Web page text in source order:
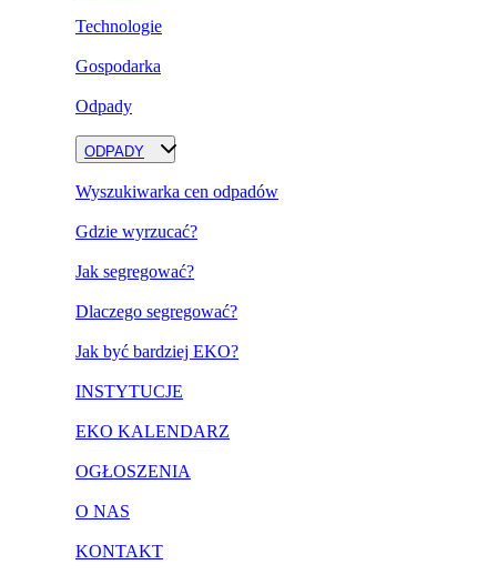
Technologie
Gospodarka
Odpady
ODPADY
Wyszukiwarka cen odpadów
Gdzie wyrzucać?
Jak segregować?
Dlaczego segregować?
Jak być bardziej EKO?
INSTYTUCJE
EKO KALENDARZ
OGŁOSZENIA
O NAS
KONTAKT